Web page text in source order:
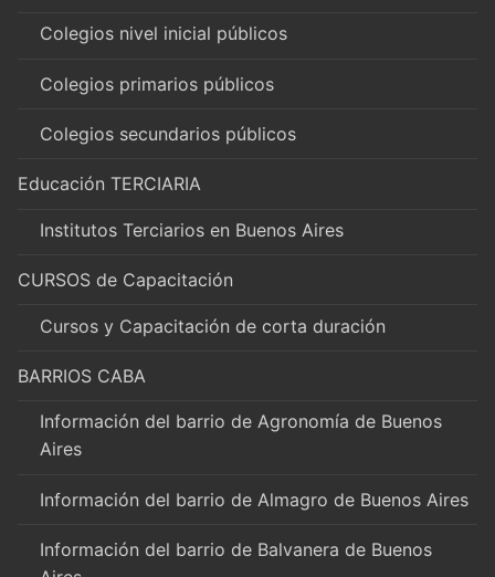
Colegios nivel inicial públicos
Colegios primarios públicos
Colegios secundarios públicos
Educación TERCIARIA
Institutos Terciarios en Buenos Aires
CURSOS de Capacitación
Cursos y Capacitación de corta duración
BARRIOS CABA
Información del barrio de Agronomía de Buenos
Aires
Información del barrio de Almagro de Buenos Aires
Información del barrio de Balvanera de Buenos